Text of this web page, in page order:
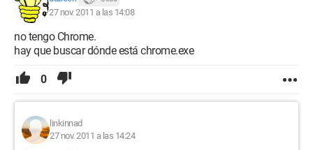
27 nov. 2011 a las 14:08
no tengo Chrome.
hay que buscar dónde está chrome.exe
0
linkinnad
27 nov. 2011 a las 14:24